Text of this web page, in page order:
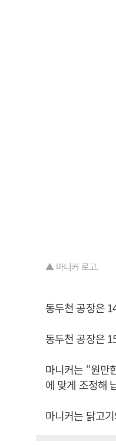
▲ 마니커 로고.
동두천 공장은
동두천 공장은
마니커는 “원만
에 맞게 조정해
마니커는 닭고